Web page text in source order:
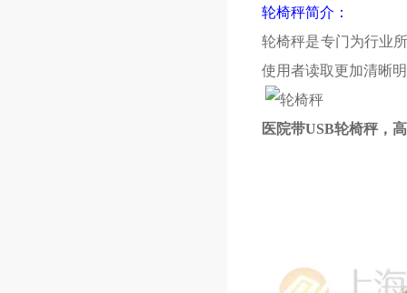
轮椅秤简介：
轮椅秤是专门为行业
使用者读取更加清晰
医院带USB轮椅秤，